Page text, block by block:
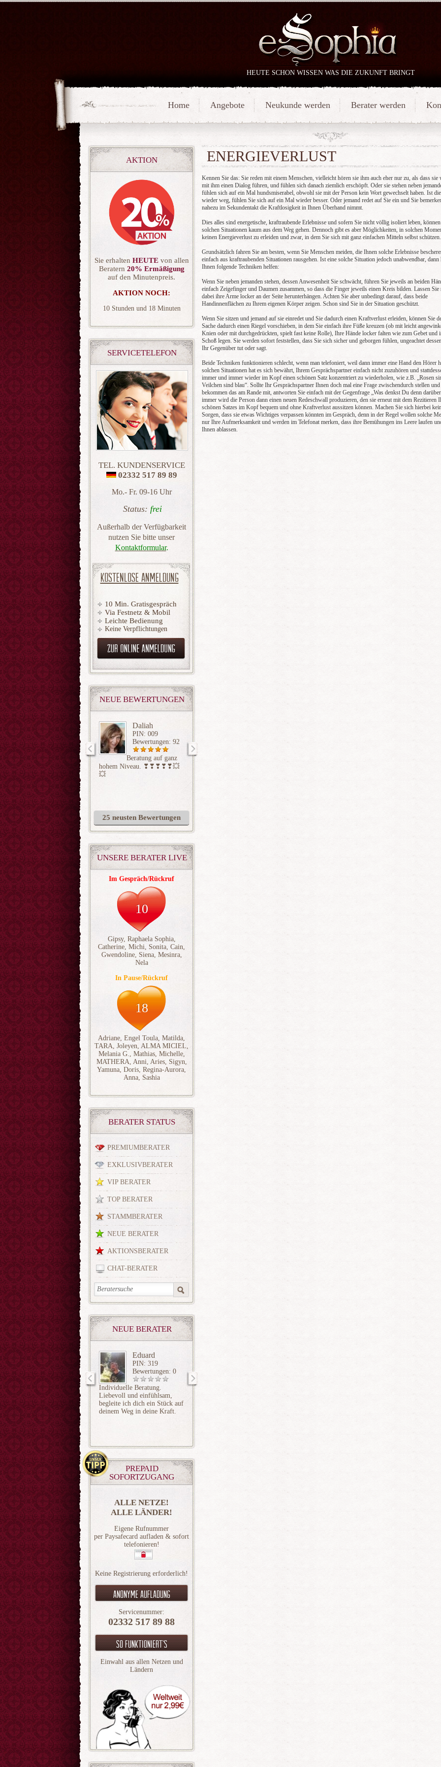
HEUTE SCHON WISSEN WAS DIE ZUKUNFT BRINGT
Home Angebote Neukunde werden Berater werden
AKTION
Sie erhalten HEUTE von allen
Beratern 20% Ermäßigung
auf den Minutenpreis.
AKTION NOCH:
10 18
SERVICETELEFON
TEL. KUNDENSERVICE
02332 517 89 89
Mo.- Fr. 09-16 Uhr
Status: frei
Außerhalb der Verfügbarkeit
nutzen Sie bitte unser
Kontaktformular.
KOSTENLOSE ANMELDUNG
10 Min. Gratisgespräch
Via Festnetz & Mobil
Leichte Bedienung
Keine Verpflichtungen
NEUE BEWERTUNGEN
Daliah
PIN: 009
Bewertungen: 92
Beratung auf ganz
hohem Niveau. ❣❣❣❣❣💥
💥
kommt immer
25 neusten Bewertungen
UNSERE BERATER LIVE
Im Gespräch/Rückruf
10
Gipsy, Raphaela Sophia,
Catherine, Michi, Sonita, Cain,
Gwendoline, Siena, Mesinra,
Nela
In Pause/Rückruf
18
Adriane, Engel Toula, Matilda,
TARA, Joleyen, ALMA MICIEL,
Melania G., Mathias, Michelle,
MATHERA, Anni, Aries, Sigyn,
Yamuna, Doris, Regina-Aurora,
Anna, Sashia
BERATER STATUS
PREMIUMBERATER
EXKLUSIVBERATER
VIP BERATER
TOP BERATER
STAMMBERATER
NEUE BERATER
AKTIONSBERATER
CHAT-BERATER
NEUE BERATER
Eduard
PIN: 319
Bewertungen: 0
Individuelle Beratung.
Liebevoll und einfühlsam,
begleite ich dich ein Stück auf
deinem Weg in deine Kraft.
PREPAID
SOFORTZUGANG
ALLE NETZE!
ALLE LÄNDER!
Eigene Rufnummer
per Paysafecard aufladen & sofort
telefonieren!
Keine Registrierung erforderlich!
Anonyme aufladung
Servicenummer:
02332 517 89 88
So funktioniert`s
Einwahl aus allen Netzen und
Ländern
ENERGIEVERLUST
Kennen Sie das: Sie reden mit einem Menschen, vielleicht hören sie ihm auch eher nur zu, als dass
mit ihm einen Dialog führen, und fühlen sich danach ziemlich erschöpft. Oder sie stehen neben
fühlen sich auf ein Mal hundsmiserabel, obwohl sie mit der Person kein Wort gewechselt haben. Ist
wieder weg, fühlen Sie sich auf ein Mal wieder besser. Oder jemand redet auf Sie ein und Sie
nahezu im Sekundentakt die Kraftlosigkeit in Ihnen Überhand nimmt.
Dies alles sind energetische, kraftraubende Erlebnisse und sofern Sie nicht völlig isoliert leben,
solchen Situationen kaum aus dem Weg gehen. Dennoch gibt es aber Möglichkeiten, in solchen
keinen Energieverlust zu erleiden und zwar, in dem Sie sich mit ganz einfachen Mitteln selbst schützen.
Grundsätzlich fahren Sie am besten, wenn Sie Menschen meiden, die Ihnen solche Erlebnisse
einfach aus kraftraubenden Situationen rausgehen. Ist eine solche Situation jedoch unabwendbar, dann
Ihnen folgende Techniken helfen:
Wenn Sie neben jemanden stehen, dessen Anwesenheit Sie schwächt, führen Sie jeweils an beiden
einfach Zeigefinger und Daumen zusammen, so dass die Finger jeweils einen Kreis bilden. Lassen Sie
dabei ihre Arme locker an der Seite herunterhängen. Achten Sie aber unbedingt darauf, dass beide
Handinnenflächen zu Ihrem eigenen Körper zeigen. Schon sind Sie in der Situation geschützt.
Wenn Sie sitzen und jemand auf sie einredet und Sie dadurch einen Kraftverlust erleiden, können Sie
Sache dadurch einen Riegel vorschieben, in dem Sie einfach ihre Füße kreuzen (ob mit leicht
Knien oder mit durchgedrückten, spielt fast keine Rolle), Ihre Hände locker falten wie zum Gebet und
Schoß legen. Sie werden sofort feststellen, dass Sie sich sicher und geborgen fühlen, ungeachtet
Ihr Gegenüber tut oder sagt.
Beide Techniken funktionieren schlecht, wenn man telefoniert, weil dann immer eine Hand den Hörer
solchen Situationen hat es sich bewährt, Ihrem Gesprächspartner einfach nicht zuzuhören und
immer und immer wieder im Kopf einen schönen Satz konzentriert zu wiederholen, wie z.B. „Rosen
Veilchen sind blau“. Sollte Ihr Gesprächspartner Ihnen doch mal eine Frage zwischendurch stellen und
bekommen das am Rande mit, antworten Sie einfach mit der Gegenfrage „Was denkst Du denn
immer wird die Person dann einen neuen Redeschwall produzieren, den sie erneut mit dem Rezitieren
schönen Satzes im Kopf bequem und ohne Kraftverlust aussitzen können. Machen Sie sich hierbei
Sorgen, dass sie etwas Wichtiges verpassen könnten im Gespräch, denn in der Regel wollen solche
nur Ihre Aufmerksamkeit und werden im Telefonat merken, dass ihre Bemühungen ins Leere laufen
Ihnen ablassen.